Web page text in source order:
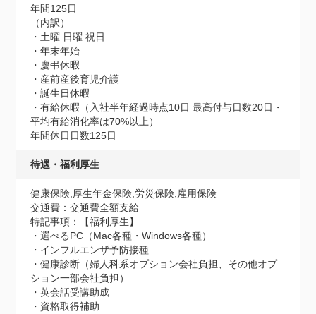
年間125日
（内訳）
・土曜 日曜 祝日
・年末年始
・慶弔休暇
・産前産後育児介護
・誕生日休暇
・有給休暇（入社半年経過時点10日 最高付与日数20日・
平均有給消化率は70%以上）
年間休日日数125日
待遇・福利厚生
健康保険,厚生年金保険,労災保険,雇用保険
交通費：交通費全額支給
特記事項：【福利厚生】
・選べるPC（Mac各種・Windows各種）
・インフルエンザ予防接種
・健康診断（婦人科系オプション会社負担、その他オプ
ション一部会社負担）
・英会話受講助成
・資格取得補助